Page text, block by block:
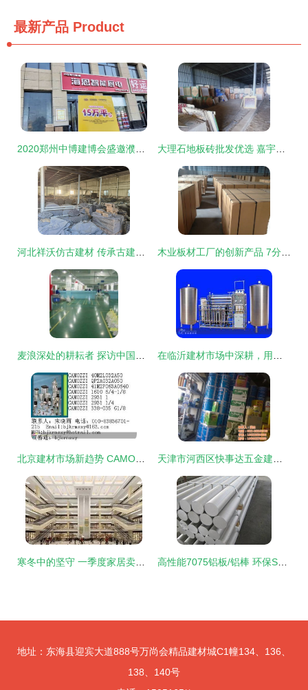
最新产品 Product
地址：东海县迎宾大道888号万尚会精品建材城C1幢134、136、
138、140号